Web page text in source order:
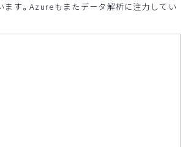
ます。Azureもまたデータ解析に注力してい